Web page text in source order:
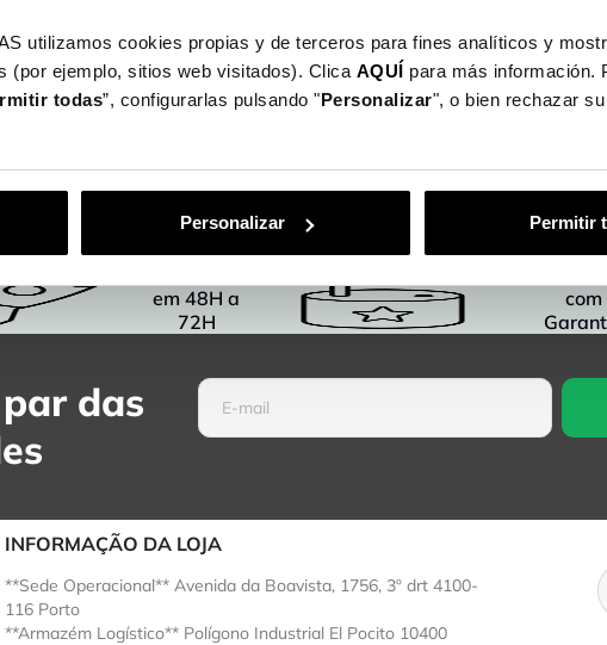
utilizamos cookies propias y de terceros para fines analíticos y
(por ejemplo, sitios web visitados). Clica AQUÍ para más información.
todas”, configurarlas pulsando "Personalizar", o bien rechazar
Personalizar Permitir
em 48H a
72H
com
das
INFORMAÇÃO DA LOJA
**Sede Operacional** Avenida da Boavista, 1756, 3º drt 4100-
116 Porto
**Armazém Logístico** Polígono Industrial El Pocito 10400